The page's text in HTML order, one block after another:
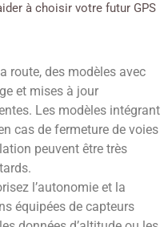
à choisir votre futur GPS
route, des modèles avec
et mises à jour
Les modèles intégrant
cas de fermeture de voies
peuvent être très
l’autonomie et la
équipées de capteurs